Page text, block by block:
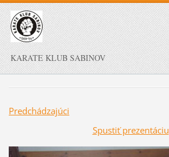
KARATE KLUB SABINOV
Predchádzajúci
Spustiť prezentáciu